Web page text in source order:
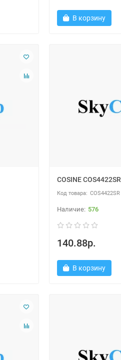
В корзину
COSINE COS4422SR
COS4422SR
576
140.88р.
В корзину